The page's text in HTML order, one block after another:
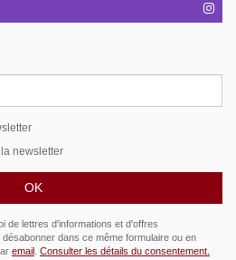
newsletter
de lettres d'informations et d'offres
dans ce même formulaire ou en
email Consulter les détails du consentement.